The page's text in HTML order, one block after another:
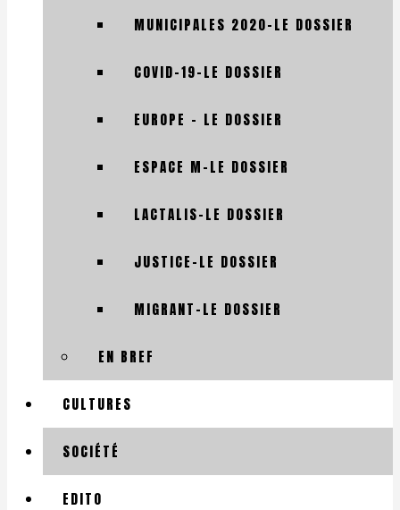
MUNICIPALES 2020-LE DOSSIER
COVID-19-LE DOSSIER
EUROPE – LE DOSSIER
ESPACE M-LE DOSSIER
LACTALIS-LE DOSSIER
JUSTICE-LE DOSSIER
MIGRANT-LE DOSSIER
EN BREF
CULTURES
SOCIÉTÉ
EDITO